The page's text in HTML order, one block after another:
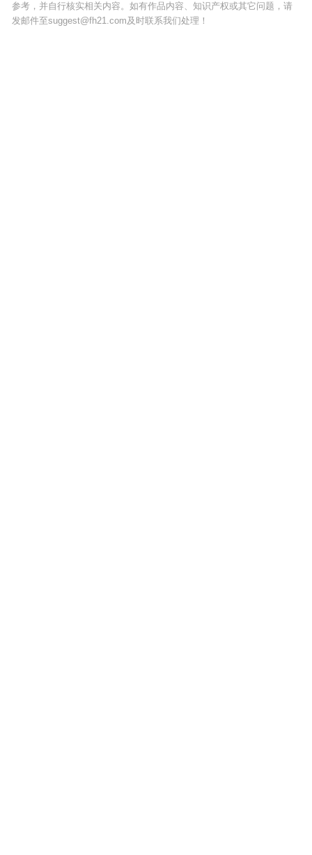
参考，并自行核实相关内容。如有作品内容、知识产权或其它问题，请
发邮件至suggest@fh21.com及时联系我们处理！